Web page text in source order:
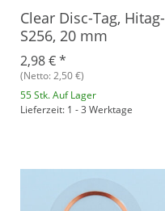
Clear Disc-Tag, Hitag-
S256, 20 mm
2,98 €*
(Netto: 2,50 €)
55 Stk. Auf Lager
Lieferzeit: 1 - 3 Werktage